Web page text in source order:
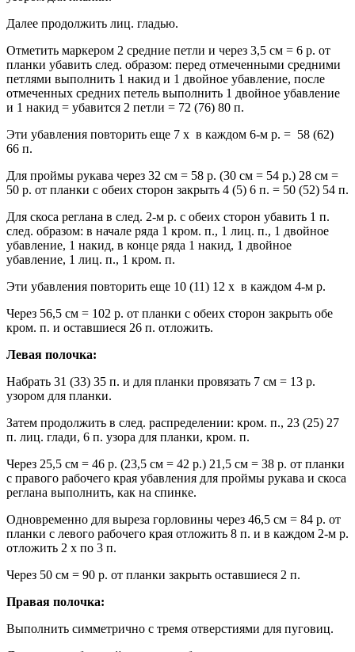
Далее продолжить лиц. гладью.
Отметить маркером 2 средние петли и через 3,5 см = 6 р. от
планки убавить след. образом: перед отмеченными средними
петлями выполнить 1 накид и 1 двойное убавление, после
отмеченных средних петель выполнить 1 двойное убавление
и 1 накид = убавится 2 петли = 72 (76) 80 п.
Эти убавления повторить еще 7 х в каждом 6-м р. = 58 (62)
66 п.
Для проймы рукава через 32 см = 58 р. (30 см = 54 р.) 28 см =
50 р. от планки с обеих сторон закрыть 4 (5) 6 п. = 50 (52) 54 п.
Для скоса реглана в след. 2-м р. с обеих сторон убавить 1 п.
след. образом: в начале ряда 1 кром. п., 1 лиц. п., 1 двойное
убавление, 1 накид, в конце ряда 1 накид, 1 двойное
убавление, 1 лиц. п., 1 кром. п.
Эти убавления повторить еще 10 (11) 12 х в каждом 4-м р.
Через 56,5 см = 102 р. от планки с обеих сторон закрыть обе
кром. п. и оставшиеся 26 п. отложить.
Левая полочка:
Набрать 31 (33) 35 п. и для планки провязать 7 см = 13 р.
узором для планки.
Затем продолжить в след. распределении: кром. п., 23 (25) 27
п. лиц. глади, 6 п. узора для планки, кром. п.
Через 25,5 см = 46 р. (23,5 см = 42 р.) 21,5 см = 38 р. от планки
с правого рабочего края убавления для проймы рукава и скоса
реглана выполнить, как на спинке.
Одновременно для выреза горловины через 46,5 см = 84 р. от
планки с левого рабочего края отложить 8 п. и в каждом 2-м р.
отложить 2 х по 3 п.
Через 50 см = 90 р. от планки закрыть оставшиеся 2 п.
Правая полочка:
Выполнить симметрично с тремя отверстиями для пуговиц.